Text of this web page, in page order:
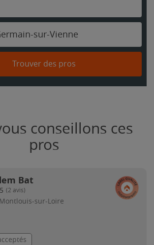
sur-Vienne
Trouver des pros
conseillons ces
pros
Bat
5 (2 avis)
Montlouis-sur-Loire